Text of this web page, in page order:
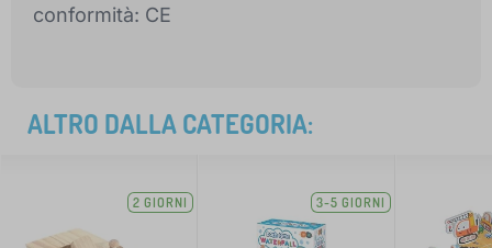
conformità: CE
ALTRO DALLA CATEGORIA:
2 GIORNI 3-5 GIORNI